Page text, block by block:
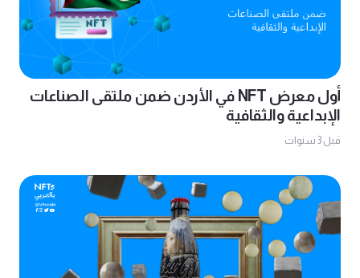
أول معرض NFT في الأردن ضمن ملتقى الصناعات
الإبداعية والثقافية
قبل 3 سنوات